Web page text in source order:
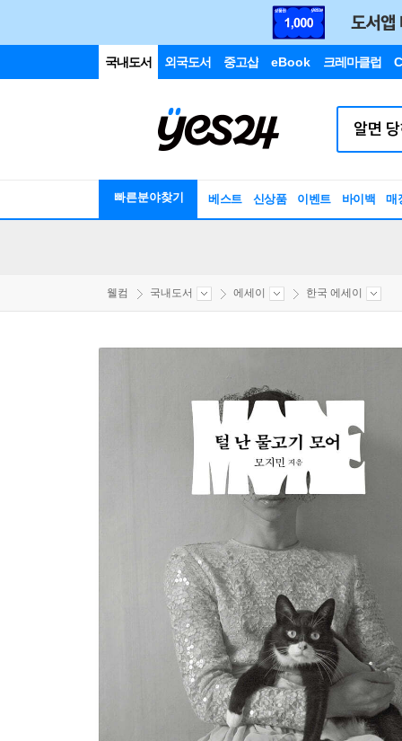
국내도서 외국도서 중고샵 eBook 크레마클럽
빠른분야찾기 베스트 신상품 이벤트 바이백 매
웰컴 국내도서 에세이 한국 에세이